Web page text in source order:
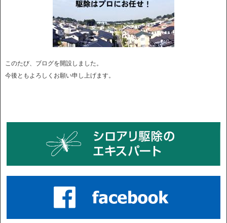
このたび、ブログを開設しました。
今後ともよろしくお願い申し上げます。